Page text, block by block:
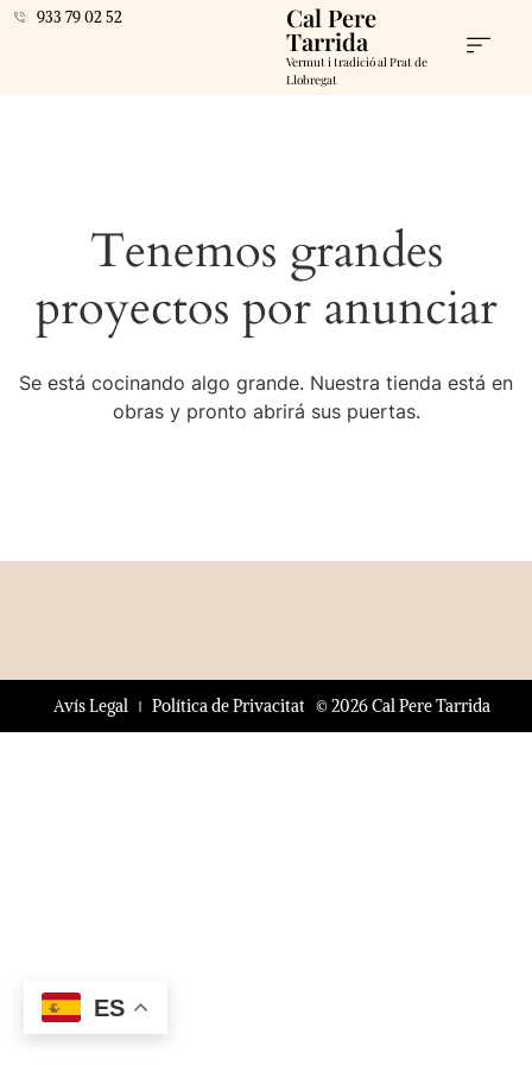
933 79 02 52 Cal Pere
Tarrida
Vermut i tradició al Prat de
Llobregat
Tenemos grandes
proyectos por anunciar
Se está cocinando algo grande. Nuestra tienda está en
obras y pronto abrirá sus puertas.
© 2026 Cal Pere Tarrida
Avís Legal Política de Privacitat
ES